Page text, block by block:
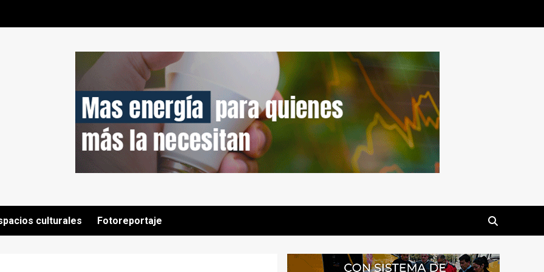
culturales Fotoreportaje